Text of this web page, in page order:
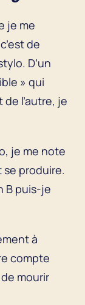
je me
de
D’un
» qui
l’autre, je
je me note
se produire.
B puis-je
à
compte
mourir